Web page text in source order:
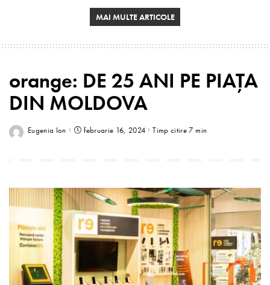
MAI MULTE ARTICOLE
orange: DE 25 ANI PE PIAȚA
DIN MOLDOVA
Eugenia Ion februarie 16, 2024 Timp citire 7 min